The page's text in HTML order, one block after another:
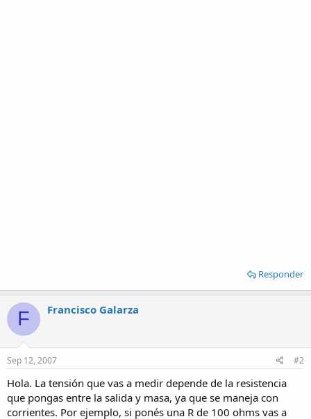
Responder
F Francisco Galarza
Sep 12, 2007 #2
Hola. La tensión que vas a medir depende de la resistencia
que pongas entre la salida y masa, ya que se maneja con
corrientes. Por ejemplo, si ponés una R de 100 ohms vas a